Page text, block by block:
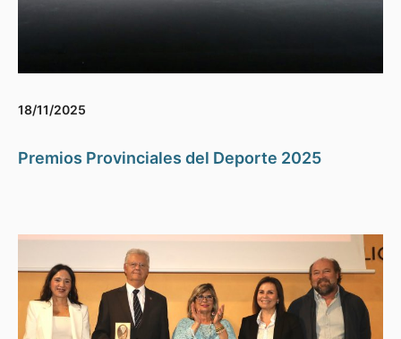
18/11/2025
Premios Provinciales del Deporte 2025